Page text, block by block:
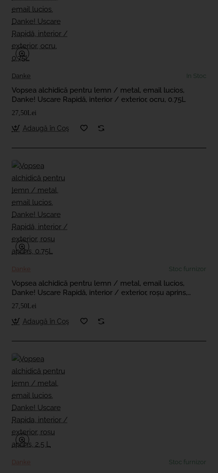
Danke In Stoc
Vopsea alchidică pentru lemn / metal, email lucios,
Danke! Uscare Rapidă, interior / exterior, ocru, 0.75L
27,50Lei
Adaugă în Coş
Danke Stoc furnizor
Vopsea alchidică pentru lemn / metal, email lucios,
Danke! Uscare Rapidă, interior / exterior, roșu aprins,
0.75L
27,50Lei
Adaugă în Coş
Danke Stoc furnizor